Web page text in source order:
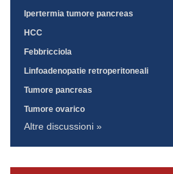
Ipertermia tumore pancreas
HCC
Febbricciola
Linfoadenopatie retroperitoneali
Tumore pancreas
Tumore ovarico
Altre discussioni »